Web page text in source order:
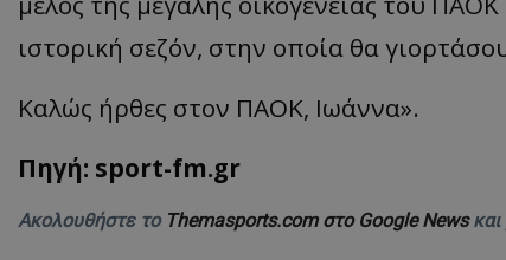
ιστορική σεζόν, στην οποία θα
Καλώς ήρθες στον ΠΑΟΚ, Ιωάννα».
Πηγή: sport-fm.gr
Ακολουθήστε το Themasports.com στο Google News